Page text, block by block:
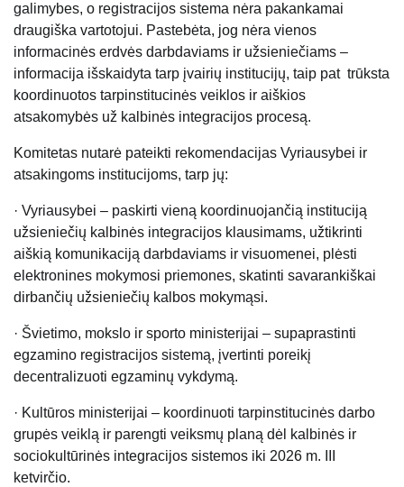
galimybes, o registracijos sistema nėra pakankamai
draugiška vartotojui. Pastebėta, jog nėra vienos
informacinės erdvės darbdaviams ir užsieniečiams –
informacija išskaidyta tarp įvairių institucijų, taip pat trūksta
koordinuotos tarpinstitucinės veiklos ir aiškios
atsakomybės už kalbinės integracijos procesą.
Komitetas nutarė pateikti rekomendacijas Vyriausybei ir
atsakingoms institucijoms, tarp jų:
· Vyriausybei – paskirti vieną koordinuojančią instituciją
užsieniečių kalbinės integracijos klausimams, užtikrinti
aiškią komunikaciją darbdaviams ir visuomenei, plėsti
elektronines mokymosi priemones, skatinti savarankiškai
dirbančių užsieniečių kalbos mokymąsi.
· Švietimo, mokslo ir sporto ministerijai – supaprastinti
egzamino registracijos sistemą, įvertinti poreikį
decentralizuoti egzaminų vykdymą.
· Kultūros ministerijai – koordinuoti tarpinstitucinės darbo
grupės veiklą ir parengti veiksmų planą dėl kalbinės ir
sociokultūrinės integracijos sistemos iki 2026 m. III
ketvirčio.